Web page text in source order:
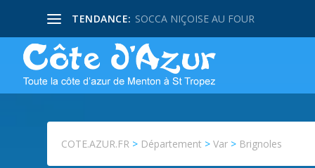
TENDANCE: SOCCA NIÇOISE AU FOUR
COTE.AZUR.FR > Département >Var > Brignoles